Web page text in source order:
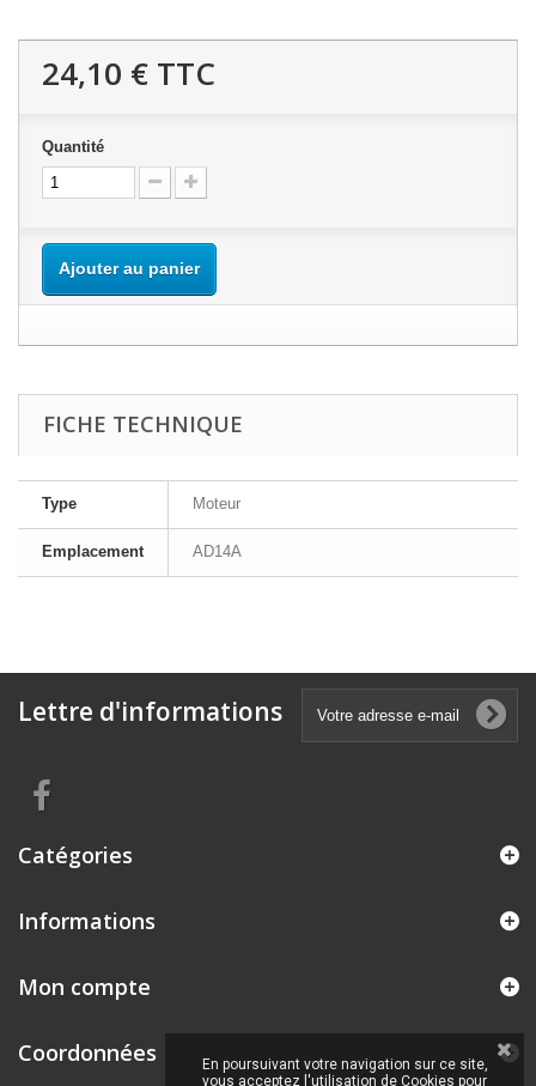
24,10 € TTC
Quantité
Ajouter au panier
FICHE TECHNIQUE
Type Moteur
Emplacement AD14A
Lettre d'informations
Catégories
Informations
Mon compte
Coordonnées
En poursuivant votre navigation sur ce site,
vous acceptez l'utilisation de Cookies pour